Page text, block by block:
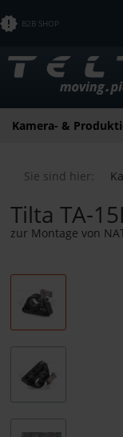
B2B SHOP
Kamera- &
Sie sind hier:
Tilta TA-
zur Montage von